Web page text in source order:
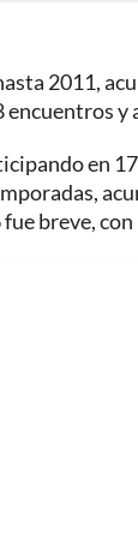
2011,
y
en
breve,